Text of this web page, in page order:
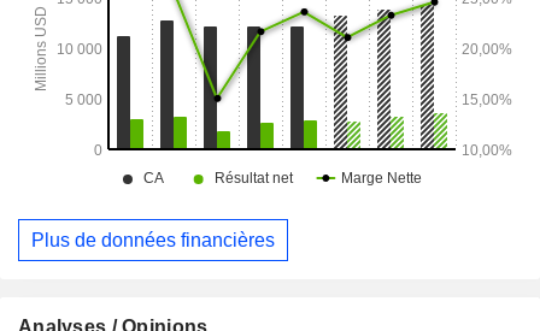
Plus de données financières